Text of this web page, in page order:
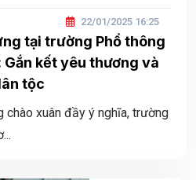
22/01/2025 16:25
tại trường Phổ thông
Gắn kết yêu thương và
tộc
chào xuân đầy ý nghĩa, trường